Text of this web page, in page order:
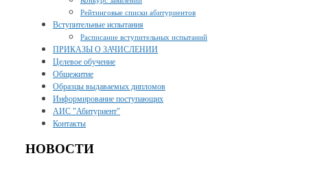
Рейтинговые списки абитуриентов
Вступительные испытания
Расписание вступительных испытаний
ПРИКАЗЫ О ЗАЧИСЛЕНИИ
Целевое обучение
Общежитие
Образцы выдаваемых дипломов
Информирование поступающих
АИС "Абитуриент"
Контакты
НОВОСТИ